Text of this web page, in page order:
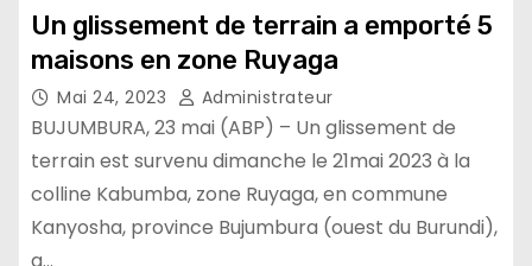
Un glissement de terrain a emporté 5
maisons en zone Ruyaga
Mai 24, 2023 Administrateur
BUJUMBURA, 23 mai (ABP) – Un glissement de
terrain est survenu dimanche le 21mai 2023 à la
colline Kabumba, zone Ruyaga, en commune
Kanyosha, province Bujumbura (ouest du Burundi),
a…